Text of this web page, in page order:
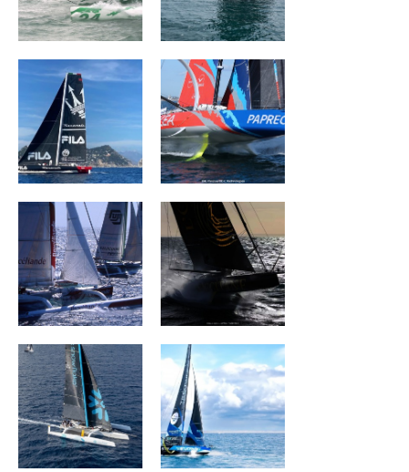
MASERATI ARKEA PAPREC
BROCÉLIANDE
L'OCCITANE en
Provence
SNOWFLAKE
TEAMWORK Team
Snef
Groupe APICIL ORION RACING